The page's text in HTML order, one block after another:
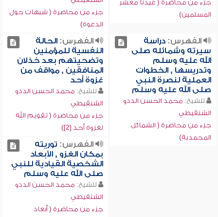
جزء من محاضرة ( عيدنا معشر
المسلمين)
جزء من محاضرة ( شبهات حول
الدعوة)
الفهرس:دراسة
سيرته وشمائله صلى
الله عليه وسلم
وتدريسها , الخطوات
العملية لنصرة النبي
صلى الله عليه وسلم
للشيخ: محمد الحسن الددو
الشنقيطي
جزء من محاضرة ( الشمائل
المحمدية)
الفهرس:الحالة
النفسية للمؤمنين
وتضحيتهم بعد خذلان
المنافقين , مواقف من
غزوة أحد
للشيخ: محمد الحسن الددو
الشنقيطي
جزء من محاضرة ( تقويم الله
لغزوة أحد [2])
الفهرس: توريته
بمكان الغزو , الأبعاد
الشخصية القيادية للنبي
صلى الله عليه وسلم
للشيخ: محمد الحسن الددو
الشنقيطي
جزء من محاضرة ( أبعاد